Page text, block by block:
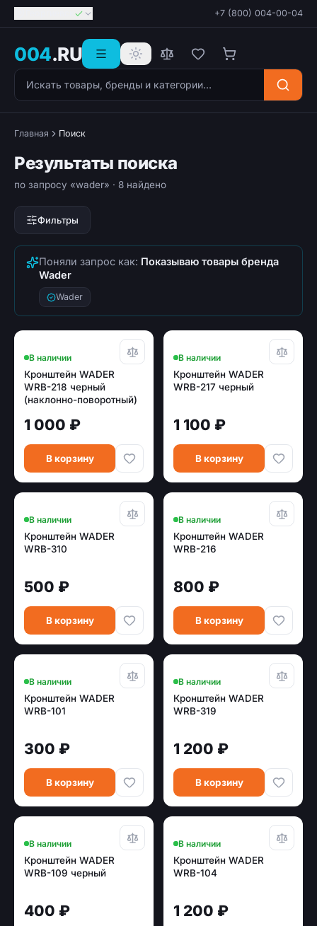
+7 (800) 004-00-04
004.RU
Поиск товаров
Главная Поиск
Результаты поиска
по запросу «wader» · 8 найдено
Фильтры
Поняли запрос как: Показываю товары бренда
Wader
Wader
В наличии
Кронштейн WADER
WRB-218 черный
(наклонно-поворотный)
1 000 ₽
В корзину
В наличии
Кронштейн WADER
WRB-217 черный
1 100 ₽
В корзину
В наличии
Кронштейн WADER
WRB-310
500 ₽
В корзину
В наличии
Кронштейн WADER
WRB-216
800 ₽
В корзину
В наличии
Кронштейн WADER
WRB-101
300 ₽
В корзину
В наличии
Кронштейн WADER
WRB-319
1 200 ₽
В корзину
В наличии
Кронштейн WADER
WRB-109 черный
400 ₽
В наличии
Кронштейн WADER
WRB-104
1 200 ₽